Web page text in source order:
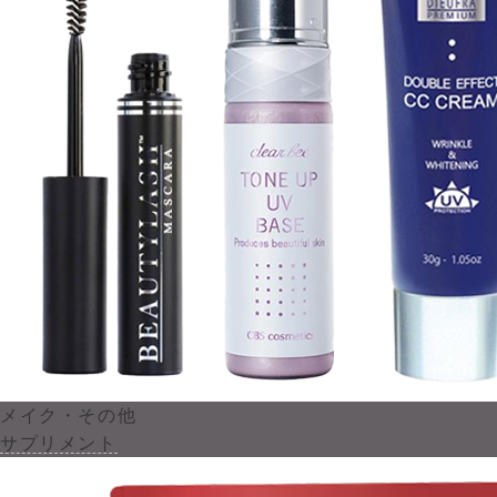
メイク・その他
サプリメント